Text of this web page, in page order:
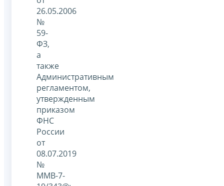
26.05.2006
№
59-
ФЗ,
а
также
Административным
регламентом,
утвержденным
приказом
ФНС
России
от
08.07.2019
№
ММВ-7-